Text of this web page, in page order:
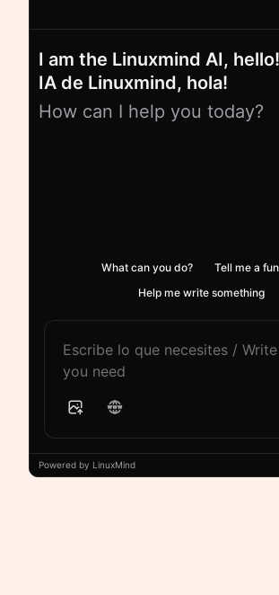
I am the Linuxmind AI,
IA de Linuxmind, hola!
How can I help you today?
What can you do?
Tell me a
Help me write something
Powered by LinuxMind